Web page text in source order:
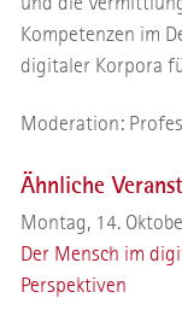
Kompetenzen im
digitaler Korpora
Moderation:
Ähnliche
Montag, 14.
Der Mensch im
Perspektiven